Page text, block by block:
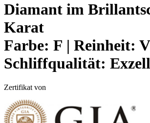
Diamant im
Karat
Farbe: F | Reinheit:
Schliffqualität:
Zertifikat von